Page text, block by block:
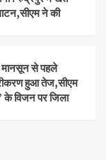
ने की
से पहले
हुआ तेज,सीएम
के विजन पर जिला